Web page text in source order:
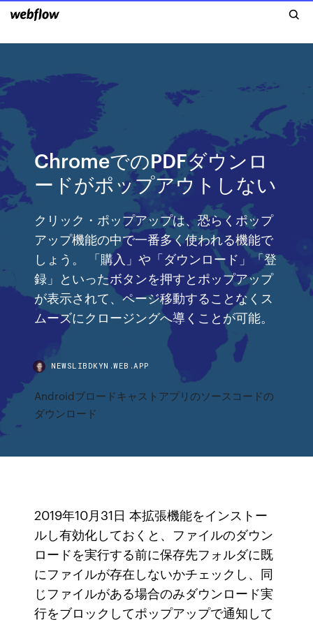
ChromeでのPDFダウンロ
ードがポップアウトしない
クリック・ポップアップは、恐らくポップ
アップ機能の中で一番多く使われる機能で
しょう。 「購入」や「ダウンロード」「登
録」といったボタンを押すとポップアップ
が表示されて、ページ移動することなくス
ムーズにクロージングへ導くことが可能。
NEWSLIBDKYN.WEB.APP
Androidブロードキャストアプリのソースコードの
ダウンロード
2019年10月31日 本拡張機能をインストー
ルし有効化しておくと、ファイルのダウン
ロードを実行する前に保存先フォルダに既
にファイルが存在しないかチェックし、同
じファイルがある場合のみダウンロード実
行をブロックしてポップアップで通知して